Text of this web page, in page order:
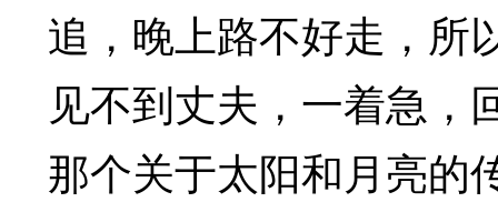
追，晚上路不好走，所
见不到丈夫，一着急，
那个关于太阳和月亮的